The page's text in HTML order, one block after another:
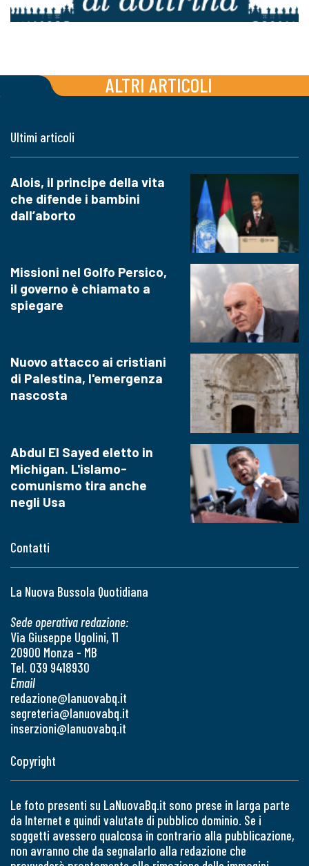
ALTRI ARTICOLI
Contatti
La Nuova Bussola Quotidiana
Sede operativa redazione:
Via Giuseppe Ugolini, 11
20900 Monza - MB
Tel. 039 9418930
Email
redazione@lanuovabq.it
segreteria@lanuovabq.it
inserzioni@lanuovabq.it
Ultimi articoli
Alois, il principe della vita
che difende i bambini
dall’aborto
Missioni nel Golfo Persico,
il governo è chiamato a
spiegare
Nuovo attacco ai cristiani
di Palestina, l'emergenza
nascosta
Abdul El Sayed eletto in
Michigan. L'islamo-
comunismo tira anche
negli Usa
Copyright
Le foto presenti su LaNuovaBq.it sono prese in larga parte
da Internet e quindi valutate di pubblico dominio. Se i
soggetti avessero qualcosa in contrario alla pubblicazione,
non avranno che da segnalarlo alla redazione che